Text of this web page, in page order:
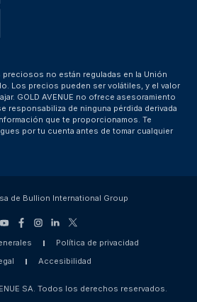
no están reguladas en la Unión
Los precios pueden ser volátiles, y el valor
GOLD AVENUE no ofrece asesoramiento
responsabiliza de ninguna pérdida derivada
que te proporcionamos. Te
por tu cuenta antes de tomar cualquier
de Bullion International Group
Política de privacidad
Accesibilidad
SA. Todos los derechos reservados.